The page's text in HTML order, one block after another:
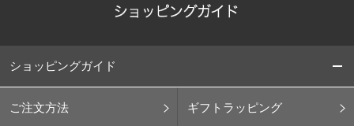
ショッピングガイド
ご注文方法 ギフトラッピング